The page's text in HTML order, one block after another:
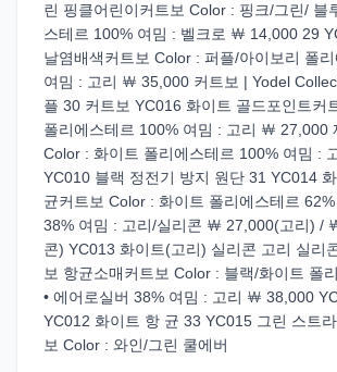
린 핑클어린이커트보 Color : 핑크/그린/ 블
스테르 100% 여밈 : 벨크로 ￦ 14,000 29
날염배색커트보 Color : 퍼플/아이보리 폴
여밈 : 고리 ￦ 35,000 커트보 | Yodel
플 30 커트보 YC016 화이트 골드포인트커
폴리에스테르 100% 여밈 : 고리 ￦ 27,000
Color : 화이트 폴리에스테르 100% 여밈 :
YC010 블랙 정전기 방지 원단 31 YC014
균커트보 Color : 화이트 폴리에스테르 62%
38% 여밈 : 고리/실리콘 ￦ 27,000(고리) /
콘) YC013 화이트(고리) 실리콘 고리 실리
보 항균소매커트보 Color : 블랙/화이트 폴
• 에어로실버 38% 여밈 : 고리 ￦ 38,000
YC012 화이트 항 균 33 YC015 그린 스트
보 Color : 와인/그린 쿨에버